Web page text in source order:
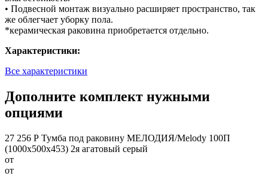
• Подвесной монтаж визуально расширяет пространство, так
же облегчает уборку пола.
*керамическая раковина приобретается отдельно.
Характеристики:
Все характеристики
Дополните комплект нужными
опциями
27 256 Р Тумба под раковину МЕЛОДИЯ/Melody 100П
(1000х500х453) 2я агатовый серый
от
от